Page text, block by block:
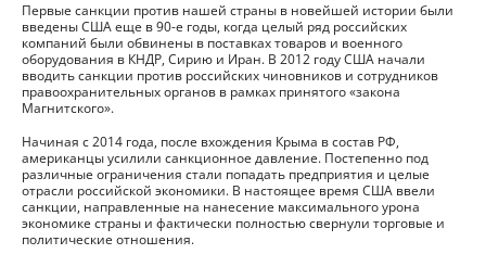
Первые санкции против нашей страны в новейшей истории были
введены США еще в 90-е годы, когда целый ряд российских
компаний были обвинены в поставках товаров и военного
оборудования в КНДР, Сирию и Иран. В 2012 году США начали
вводить санкции против российских чиновников и сотрудников
правоохранительных органов в рамках принятого «закона
Магнитского».
Начиная с 2014 года, после вхождения Крыма в состав РФ,
американцы усилили санкционное давление. Постепенно под
различные ограничения стали попадать предприятия и целые
отрасли российской экономики. В настоящее время США ввели
санкции, направленные на нанесение максимального урона
экономике страны и фактически полностью свернули торговые и
политические отношения.